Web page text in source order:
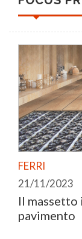
FERRI
21/11/2023
Il massetto
pavimento